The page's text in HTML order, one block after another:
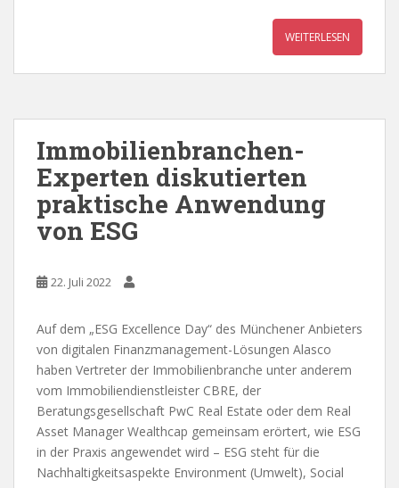
WEITERLESEN
Immobilienbranchen-
Experten diskutierten
praktische Anwendung
von ESG
22. Juli 2022
Auf dem „ESG Excellence Day“ des Münchener Anbieters
von digitalen Finanzmanagement-Lösungen Alasco
haben Vertreter der Immobilienbranche unter anderem
vom Immobiliendienstleister CBRE, der
Beratungsgesellschaft PwC Real Estate oder dem Real
Asset Manager Wealthcap gemeinsam erörtert, wie ESG
in der Praxis angewendet wird – ESG steht für die
Nachhaltigkeitsaspekte Environment (Umwelt), Social